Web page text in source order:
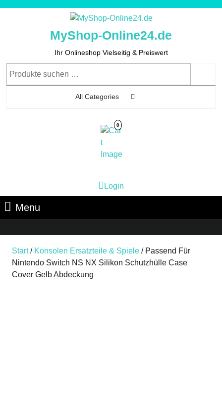
MyShop-Online24.de
Ihr Onlineshop Vielseitig & Preiswert
All Categories
0
Login
Menu
Start/ Konsolen Ersatzteile & Spiele / Passend Für
Nintendo Switch NS NX Silikon Schutzhülle Case
Cover Gelb Abdeckung